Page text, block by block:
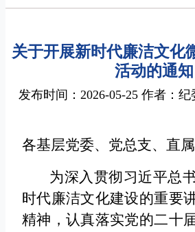
关于开展新时代廉洁文化
活动的通知
发布时间：2026-05-25 作者：
各基层党委、党总支、直属
为深入贯彻习近平总
时代廉洁文化建设的重要
精神，认真落实党的二十